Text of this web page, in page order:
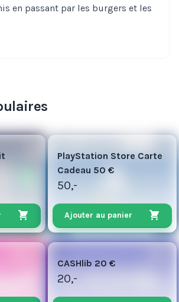
en passant par les burgers et les
50
PlayStation Store Carte
Cadeau 50 €
50,-
Ajouter au panier
5
CASHlib 20 €
20,-